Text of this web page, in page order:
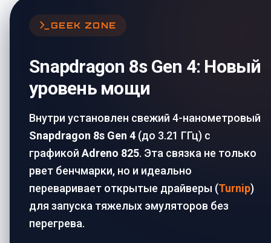
GEEK ZONE
Snapdragon 8s Gen 4: Новый
уровень мощи
Внутри установлен свежий 4-нанометровый
Snapdragon 8s Gen 4 (до 3.21 ГГц) с
графикой Adreno 825. Эта связка не только
рвет бенчмарки, но и идеально
переваривает открытые драйверы (Turnip)
для запуска тяжелых эмуляторов без
перегрева.